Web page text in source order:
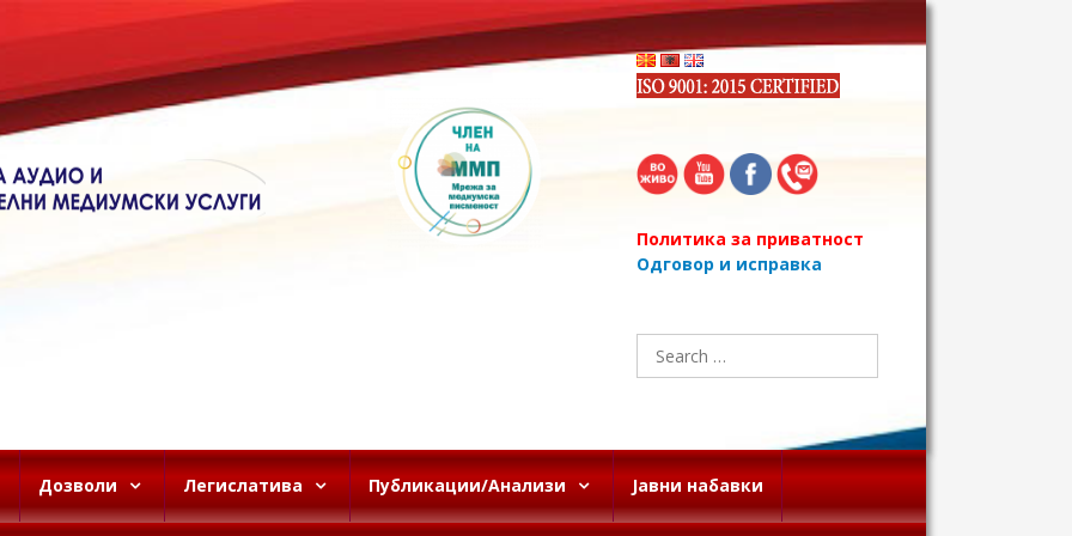
Политика за приватност
Одговор и исправка
Search
for:
Дозволи Легислатива Публикации/Анализи Јавни набавки